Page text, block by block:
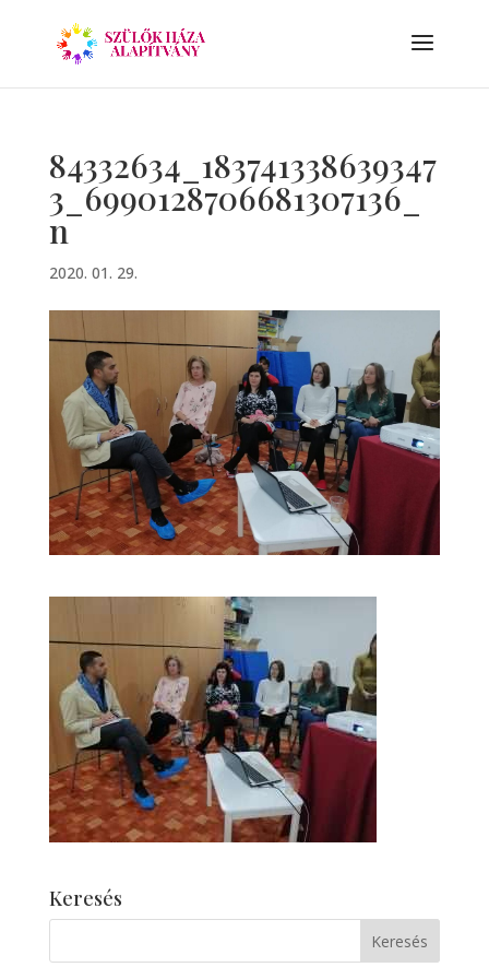
84332634_183741338639347
3_6990128706681307136_
n
2020. 01. 29.
Keresés